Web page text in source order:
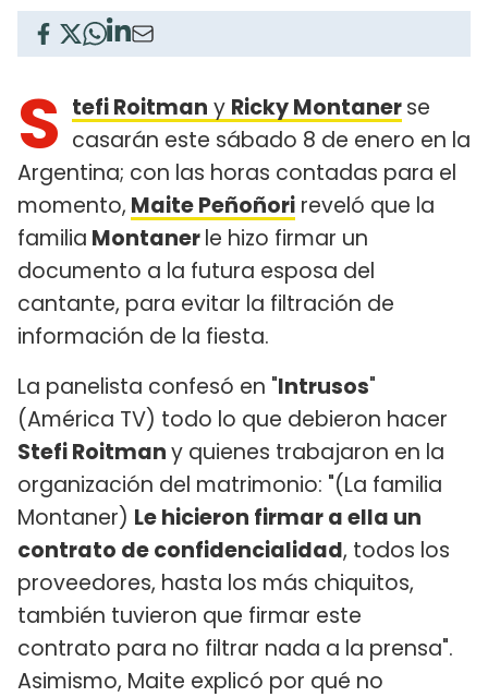
S tefi Roitman y Ricky Montanerse
casarán este sábado 8 de enero en la
Argentina; con las horas contadas para el
momento, Maite Peñoñori reveló que la
familia Montanerle hizo firmar un
documento a la futura esposa del
cantante, para evitar la filtración de
información de la fiesta.
La panelista confesó en "Intrusos"
(América TV) todo lo que debieron hacer
Stefi Roitmany quienes trabajaron en la
organización del matrimonio: "(La familia
Montaner) Le hicieron firmar a ella un
contrato de confidencialidad, todos los
proveedores, hasta los más chiquitos,
también tuvieron que firmar este
contrato para no filtrar nada a la prensa".
Asimismo, Maite explicó por qué no